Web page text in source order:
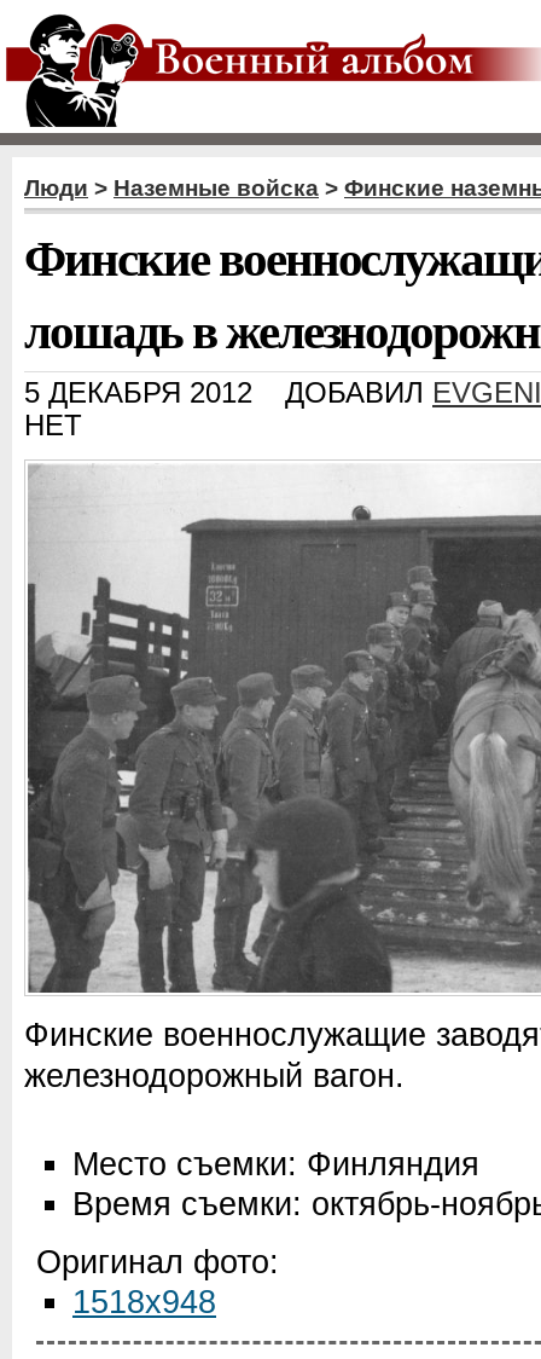
Люди > Наземные войска > Финские
Финские
лошадь в
5 ДЕКАБРЯ 2012 ДОБАВИЛ
НЕТ
Финские военнослужащие
железнодорожный вагон.
Место съемки: Финляндия
Время съемки: октябрь-
Оригинал фото:
1518x948